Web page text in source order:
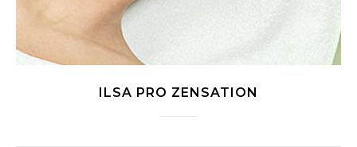
ILSA PRO ZENSATION